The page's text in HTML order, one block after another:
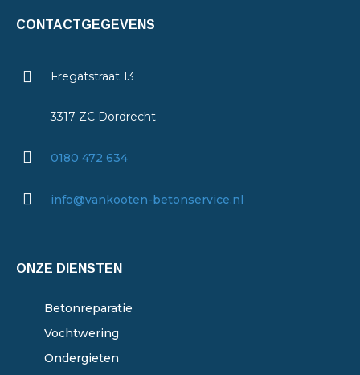
CONTACTGEGEVENS
Fregatstraat 13
3317 ZC Dordrecht
0180 472 634
info@vankooten-betonservice.nl
ONZE DIENSTEN
Betonreparatie
Vochtwering
Ondergieten